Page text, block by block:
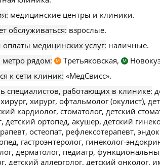
медицинские центры и клиники.
обслуживаться: взрослые.
медицинских услуг: наличные.
метро рядом:
М Третьяковская, М
к сети клиник: «МедСвисс».
специалистов, работающих в клинике:
хирург, офтальмолог (окулист),
кардиолог, стоматолог, детский
детский ортопед, акушер, детский
остеопат, рефлексотерапевт,
гастроэнтеролог, гинеколог-
дерматолог, педиатр,
детский аллерголог, детский онколог,